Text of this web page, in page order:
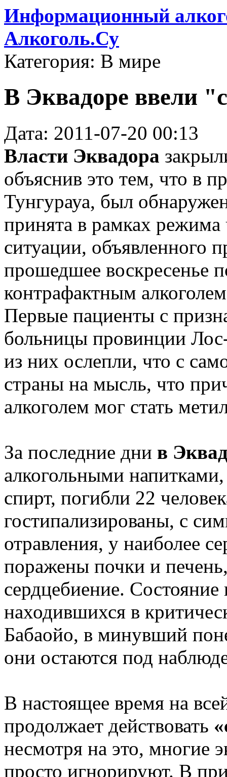
Информационный
Алкоголь.Су
Категория: В мире
В Эквадоре ввели
Дата: 2011-07-20 00:13
Власти Эквадора
объяснив это тем, что в
Тунгурауа, был
принята в рамках
ситуации, объявленного
прошедшее воскресенье
контрафактным
Первые пациенты с
больницы провинции
из них ослепли, что с
страны на мысль, что
алкоголем мог стать
За последние дни в
алкогольными
спирт, погибли 22
гостипализированы, с
отравления, у наиболее
поражены почки и
сердцебиение. Состояние
находившихся в
Бабаойо, в минувший
они остаются под
В настоящее время на
продолжает действовать
несмотря на это, многие
просто игнорируют. В